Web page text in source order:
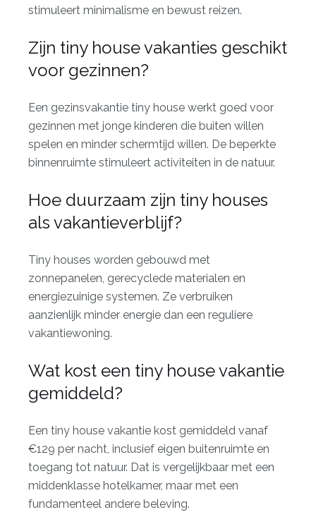
stimuleert minimalisme en bewust reizen.
Zijn tiny house vakanties geschikt
voor gezinnen?
Een gezinsvakantie tiny house werkt goed voor
gezinnen met jonge kinderen die buiten willen
spelen en minder schermtijd willen. De beperkte
binnenruimte stimuleert activiteiten in de natuur.
Hoe duurzaam zijn tiny houses
als vakantieverblijf?
Tiny houses worden gebouwd met
zonnepanelen, gerecyclede materialen en
energiezuinige systemen. Ze verbruiken
aanzienlijk minder energie dan een reguliere
vakantiewoning.
Wat kost een tiny house vakantie
gemiddeld?
Een tiny house vakantie kost gemiddeld vanaf
€129 per nacht, inclusief eigen buitenruimte en
toegang tot natuur. Dat is vergelijkbaar met een
middenklasse hotelkamer, maar met een
fundamenteel andere beleving.